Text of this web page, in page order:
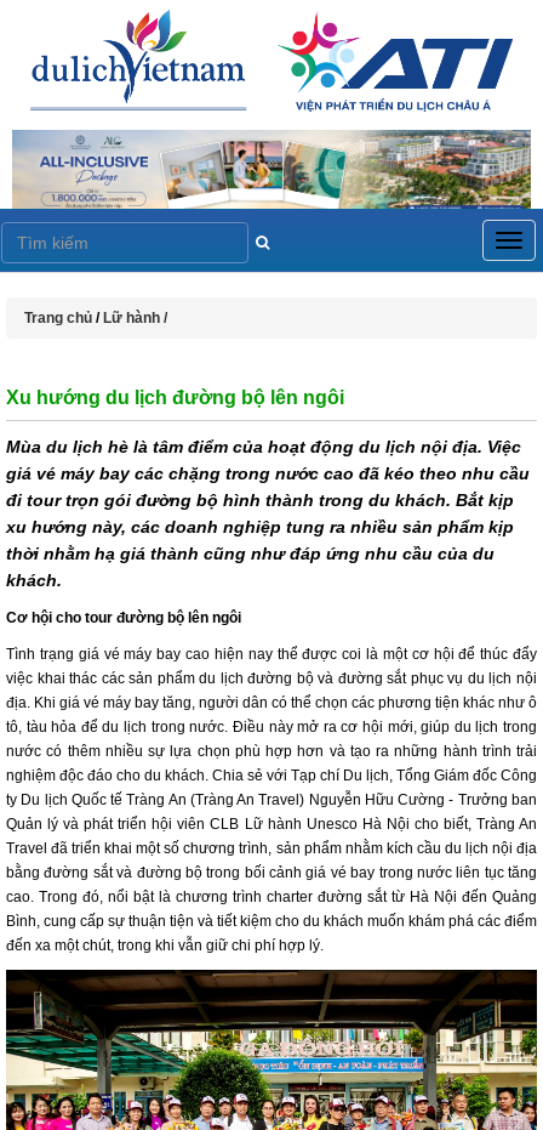
Trang chủ / Lữ hành /
Xu hướng du lịch đường bộ lên ngôi
Mùa du lịch hè là tâm điểm của hoạt động du lịch nội địa. Việc
giá vé máy bay các chặng trong nước cao đã kéo theo nhu cầu
đi tour trọn gói đường bộ hình thành trong du khách. Bắt kịp
xu hướng này, các doanh nghiệp tung ra nhiều sản phẩm kịp
thời nhằm hạ giá thành cũng như đáp ứng nhu cầu của du
khách.
Cơ hội cho tour đường bộ lên ngôi
Tình trạng giá vé máy bay cao hiện nay thể được coi là một cơ hội để thúc đẩy
việc khai thác các sản phẩm du lịch đường bộ và đường sắt phục vụ du lịch nội
địa. Khi giá vé máy bay tăng, người dân có thể chọn các phương tiện khác như ô
tô, tàu hỏa để du lịch trong nước. Điều này mở ra cơ hội mới, giúp du lịch trong
nước có thêm nhiều sự lựa chọn phù hợp hơn và tạo ra những hành trình trải
nghiệm độc đáo cho du khách. Chia sẻ với Tạp chí Du lịch, Tổng Giám đốc Công
ty Du lịch Quốc tế Tràng An (Tràng An Travel) Nguyễn Hữu Cường - Trưởng ban
Quản lý và phát triển hội viên CLB Lữ hành Unesco Hà Nội cho biết, Tràng An
Travel đã triển khai một số chương trình, sản phẩm nhằm kích cầu du lịch nội địa
bằng đường sắt và đường bộ trong bối cảnh giá vé bay trong nước liên tục tăng
cao. Trong đó, nổi bật là chương trình charter đường sắt từ Hà Nội đến Quảng
Bình, cung cấp sự thuận tiện và tiết kiệm cho du khách muốn khám phá các điểm
đến xa một chút, trong khi vẫn giữ chi phí hợp lý.